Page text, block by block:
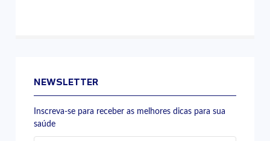
NEWSLETTER
Inscreva-se para receber as melhores dicas para sua
saúde